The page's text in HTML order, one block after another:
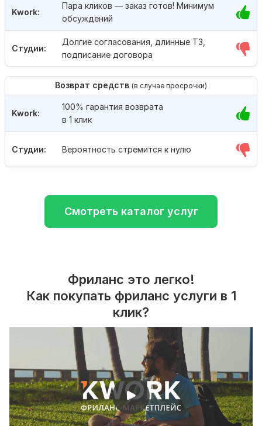
Студии:
Долгие согласования, длинные ТЗ,
подписание договора
Kwork:
Пара кликов — заказ готов! Минимум
обсуждений
Возврат средств (в случае просрочки)
Студии: Вероятность стремится к нулю
Kwork:
100% гарантия возврата
в 1 клик
Смотреть каталог услуг
Фриланс это легко!
Как покупать фриланс услуги в 1
клик?